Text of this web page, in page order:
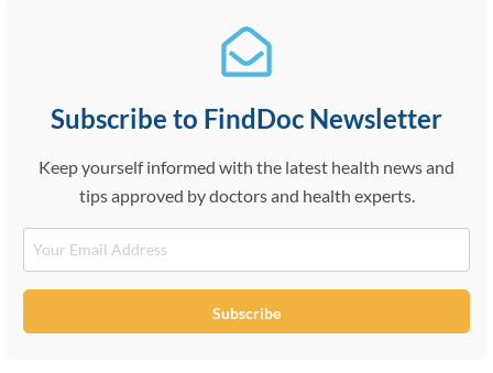
Subscribe to FindDoc Newsletter
Keep yourself informed with the latest health news and
tips approved by doctors and health experts.
Email
Subscribe